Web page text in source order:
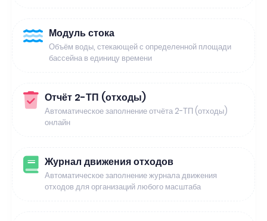
Модуль стока
Объём воды, стекающей с определенной площади
бассейна в единицу времени
Отчёт 2-ТП (отходы)
Автоматическое заполнение отчёта 2-ТП (отходы)
онлайн
Журнал движения отходов
Автоматическое заполнение журнала движения
отходов для организаций любого масштаба